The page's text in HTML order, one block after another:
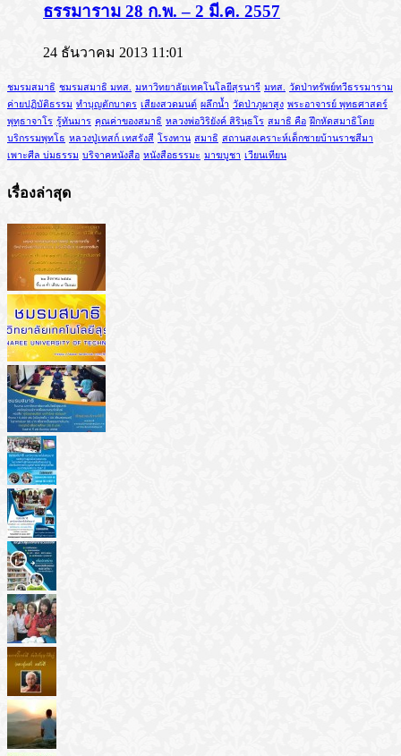
ธรรมาราม 28 ก.พ. – 2 มี.ค. 2557
24 ธันวาคม 2013 11:01
ชมรมสมาธิ ชมรมสมาธิ มทส. มหาวิทยาลัยเทคโนโลยีสุรนารี มทส.
วัดป่าทรัพย์ทวีธรรมาราม
ค่ายปฏิบัติธรรม ทำบุญตักบาตร เสียงสวดมนต์ ผลึกน้ำ วัดป่าภูผาสูง พระอาจารย์ พุทธศาสตร์
พุทฺธาจาโร รู้ทันมาร คุณค่าของสมาธิ หลวงพ่อวิริยังค์ สิรินฺธโร สมาธิ คือ ฝึกหัดสมาธิโดย
บริกรรมพุทโธ หลวงปู่เทสก์ เทสรังสี โรงทาน สมาธิ สถานสงเคราะห์เด็กชายบ้านราชสีมา
เพาะศีล บ่มธรรม บริจาคหนังสือ หนังสือธรรมะ มาฆบูชา เวียนเทียน
เรื่องล่าสุด